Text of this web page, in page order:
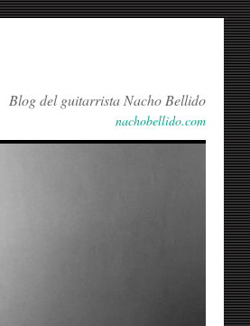
Blog del guitarrista Nacho Bellido
nachobellido.com